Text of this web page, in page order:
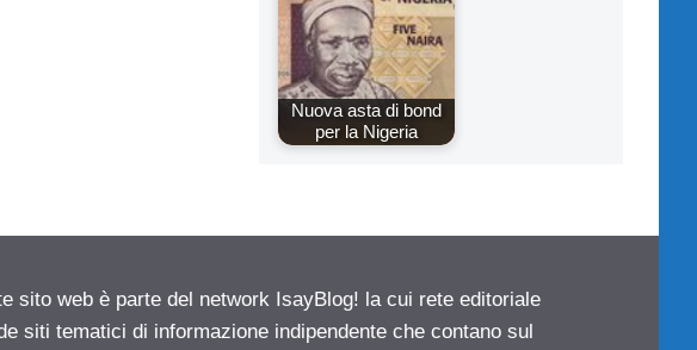
Nuova asta di bond
per la Nigeria
sito web è parte del network IsayBlog! la cui rete editoriale
siti tematici di informazione indipendente che contano sul